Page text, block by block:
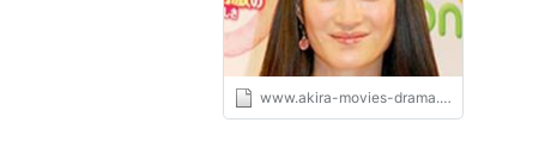
www.akira-movies-drama.com